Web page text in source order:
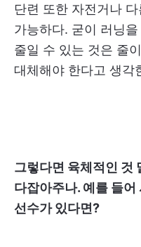
단련 또한 자전거나
가능하다. 굳이 러닝
줄일 수 있는 것은 줄
대체해야 한다고 생각
그렇다면 육체적인 것
다잡아주나. 예를 들
선수가 있다면?